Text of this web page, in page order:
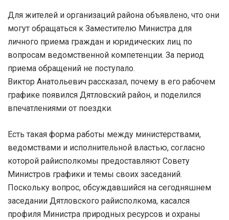
Для жителей и организаций района объявлено, что они
могут обращаться к Заместителю Министра для
личного приема граждан и юридических лиц по
вопросам ведомственной компетенции. За период
приема обращений не поступало.
Виктор Анатольевич рассказал, почему в его рабочем
графике появился Дятловский район, и поделился
впечатлениями от поездки.
Есть такая форма работы между министерствами,
ведомствами и исполнительной властью, согласно
которой райисполкомы предоставляют Совету
Министров графики и темы своих заседаний.
Поскольку вопрос, обсуждавшийся на сегодняшнем
заседании Дятловского райисполкома, касался
профиля Министра природных ресурсов и охраны